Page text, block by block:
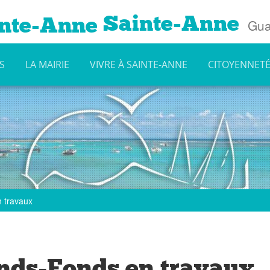
Sainte-Anne
LA MAIRIE VIVRE À SAINTE-ANNE CITOYENNETÉ
travaux